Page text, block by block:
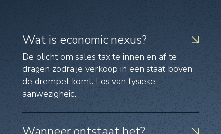
Wat is economic nexus?
De plicht om sales tax te innen en af te
dragen zodra je verkoop in een staat boven
de drempel komt. Los van fysieke
aanwezigheid.